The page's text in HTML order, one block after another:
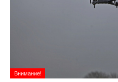
Внимание!